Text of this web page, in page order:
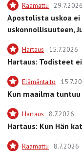
Raamattu 29.7.2026
Apostolista uskoa ei
uskonnollisuuteen,
Hartaus 15.7.2026
Hartaus: Todisteet
Elämäntaito
Kun maailma
Hartaus 8.7.2026
Hartaus: Kun Hän
Raamattu 8.7.2026